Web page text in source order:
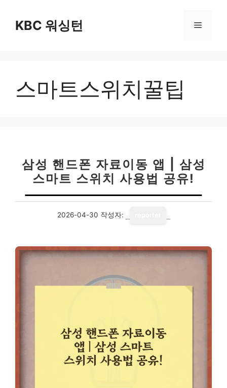
KBC 워싱턴 메
스마트스위치꿀팁
삼성 핸드폰 자료이동 앱 | 삼성
스마트 스위치 사용법 공유!
2026-04-30 작성자: